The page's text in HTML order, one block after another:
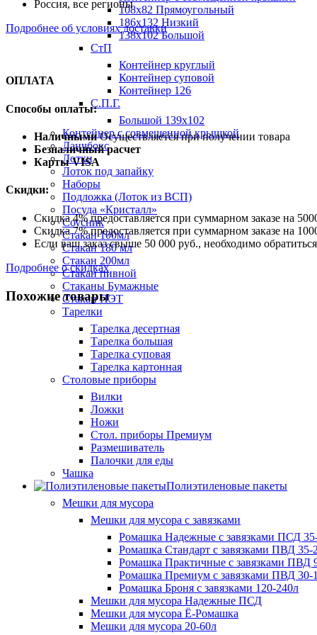
108х82 Прямоугольный
186х132 Низкий
138х102 Большой
СтП
Контейнер круглый
Контейнер суповой
Контейнер 126
С.П.Г.
Большой 139х102
Контейнер с совмещенной крышкой
Ланчбокс
Лотки
Лоток под запайку
Наборы
Подложка (Лоток из ВСП)
Посуда «Кристалл»
Соусник
Стакан 100мл
Стакан 180 мл
Стакан 200мл
Стакан пивной
Стаканы Бумажные
Стакан ПЭТ
Тарелки
Тарелка десертная
Тарелка большая
Тарелка суповая
Тарелка картонная
Столовые приборы
Вилки
Ложки
Ножи
Стол. приборы Премиум
Размешиватель
Палочки для еды
Чашка
Полиэтиленовые пакеты
Мешки для мусора
Мешки для мусора с завязками
Ромашка Надежные с завязками ПСД
Ромашка Стандарт с завязками ПВД 35-
Ромашка Практичные с завязками ПВД
Ромашка Премиум с завязками ПВД 30-
Ромашка Броня с завязками 120-240л
Мешки для мусора Надежные ПСД
Мешки для мусора Ё-Ромашка
Мешки для мусора 20-60л
Россия, все регионы
Подробнее об условиях доставки
ОПЛАТА
Способы оплаты:
НаличнымиОсуществляется при получении товара
Безналичный расчет
Карты VISA
Скидки:
Скидка 4% предоставляется при суммарном заказе на
Скидка 7% предоставляется при суммарном заказе на
Если ваш заказ свыше 50 000 руб., необходимо
Подробнее о скидках
Похожие товары